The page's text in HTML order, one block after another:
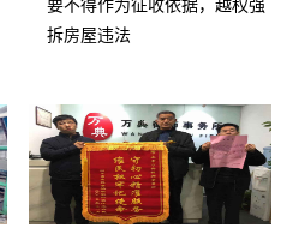
要不得作为征收依据，越权强
拆房屋违法